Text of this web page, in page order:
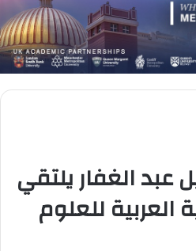
عبد الغفار يلتقي
العربية للعلوم